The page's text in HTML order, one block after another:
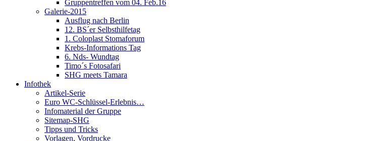
Gruppentreffen vom 04. Feb.16
Galerie-2015
Ausflug nach Berlin
12. BS´er Selbsthilfetag
1. Coloplast Stomaforum
Krebs-Informations Tag
6. Nds- Wundtag
Timo´s Fotosafari
SHG meets Tamara
Infothek
Artikel-Serie
Euro WC-Schlüssel-Erlebnis…
Infomaterial der Gruppe
Sitemap-SHG
Tipps und Tricks
Vorlagen, Vordrucke